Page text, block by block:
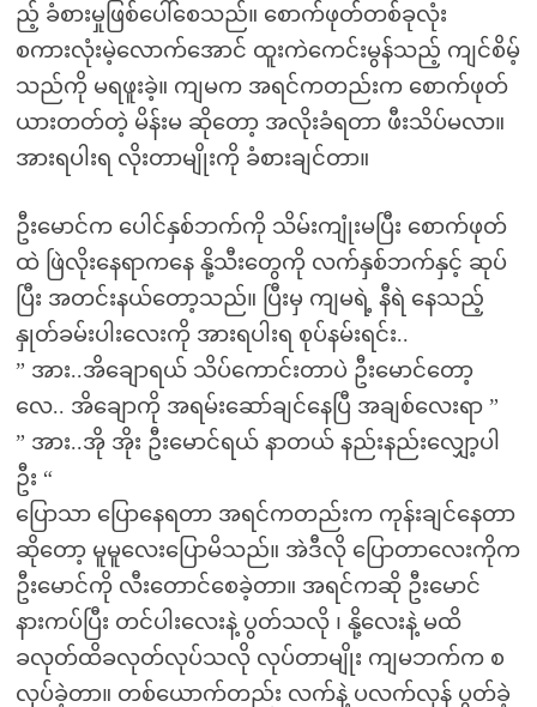
ည့် ခံစားမှုဖြစ်ပေါ်စေသည်။ စောက်ဖုတ်တစ်ခုလုံး
စကားလုံးမဲ့လောက်အောင် ထူးကဲကေင်းမွန်သည့် ကျင်စိမ့်
သည်ကို မရဖူးခဲ့။ ကျမက အရင်ကတည်းက စောက်ဖုတ်
ယားတတ်တဲ့ မိန်းမ ဆိုတော့ အလိုးခံရတာ ဖီးသိပ်မလာ။
အားရပါးရ လိုးတာမျိုးကို ခံစားချင်တာ။
ဦးမောင်က ပေါင်နှစ်ဘက်ကို သိမ်းကျုံးမပြီး စောက်ဖုတ်
ထဲ ဖြဲလိုးနေရာကနေ နို့သီးတွေကို လက်နှစ်ဘက်နှင့် ဆုပ်
ပြီး အတင်းနယ်တော့သည်။ ပြီးမှ ကျမရဲ့ နီရဲ နေသည့်
နှုတ်ခမ်းပါးလေးကို အားရပါးရ စုပ်နမ်းရင်း..
” အား..အိချောရယ် သိပ်ကောင်းတာပဲ ဦးမောင်တော့
လေ.. အိချောကို အရမ်းဆော်ချင်နေပြီ အချစ်လေးရာ ”
” အား..အို အိုး ဦးမောင်ရယ် နာတယ် နည်းနည်းလျှော့ပါ
ဦး “
ပြောသာ ပြောနေရတာ အရင်ကတည်းက ကုန်းချင်နေတာ
ဆိုတော့ မူမူလေးပြောမိသည်။ အဲဒီလို ပြောတာလေးကိုက
ဦးမောင်ကို လီးတောင်စေခဲ့တာ။ အရင်ကဆို ဦးမောင်
နားကပ်ပြီး တင်ပါးလေးနဲ့ ပွတ်သလို ၊ နို့လေးနဲ့ မထိ
ခလုတ်ထိခလုတ်လုပ်သလို လုပ်တာမျိုး ကျမဘက်က စ
လုပ်ခဲ့တာ။ တစ်ယောက်တည်း လက်နဲ့ ပလက်လှန် ပွတ်ခဲ့